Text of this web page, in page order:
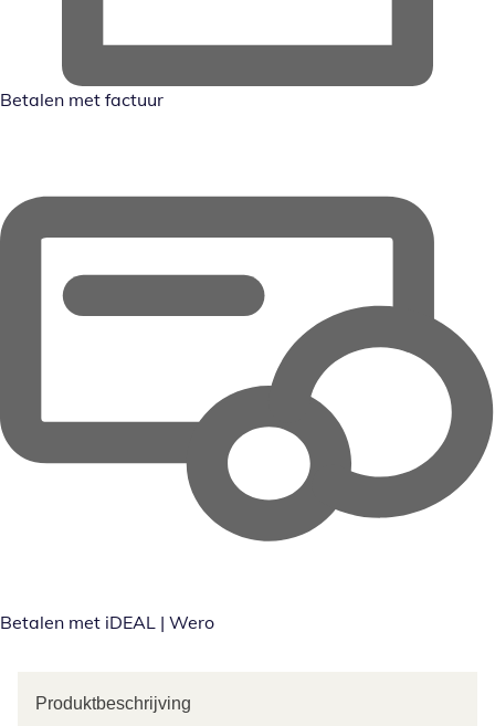
Betalen met factuur
Betalen met iDEAL | Wero
Produktbeschrijving